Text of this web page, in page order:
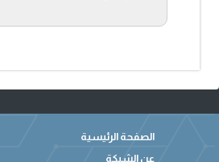
الصفحة الرئيسية
عن الشبكة